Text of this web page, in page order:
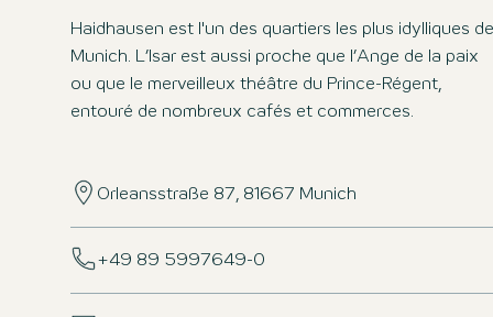
Haidhausen est l'un des quartiers les plus idylliques de
Munich. L’Isar est aussi proche que l’Ange de la paix
ou que le merveilleux théâtre du Prince-Régent,
entouré de nombreux cafés et commerces.
Orleansstraße 87, 81667 Munich
+49 89 5997649-0